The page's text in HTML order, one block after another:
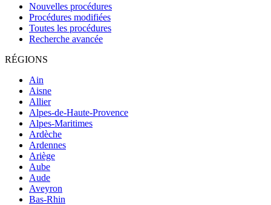
Nouvelles procédures
Procédures modifiées
Toutes les procédures
Recherche avancée
RÉGIONS
Ain
Aisne
Allier
Alpes-de-Haute-Provence
Alpes-Maritimes
Ardèche
Ardennes
Ariège
Aube
Aude
Aveyron
Bas-Rhin